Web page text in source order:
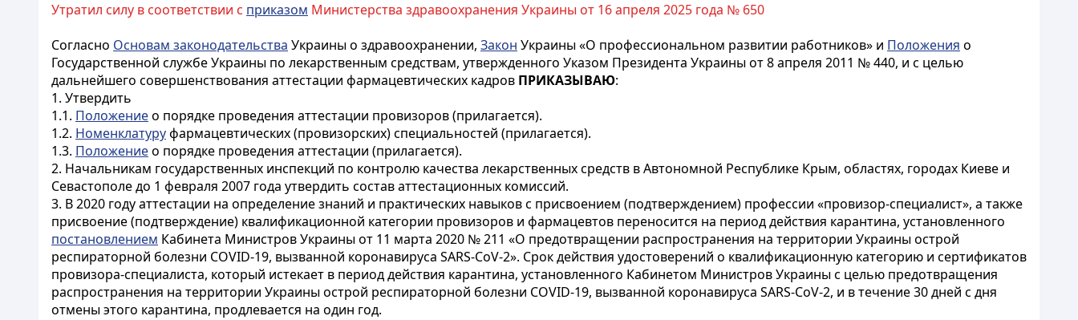
Утратил силу в соответствии с приказом Министерства здравоохранения Украины от 16 апреля 2025 года № 650
Согласно Основам законодательства Украины о здравоохранении, Закон Украины «О профессиональном развитии работников» и Положения о
Государственной службе Украины по лекарственным средствам, утвержденного Указом Президента Украины от 8 апреля 2011 № 440, и с целью
дальнейшего совершенствования аттестации фармацевтических кадров ПРИКАЗЫВАЮ:
1. Утвердить
1.1. Положениео порядке проведения аттестации провизоров (прилагается).
1.2. Номенклатуруфармацевтических (провизорских) специальностей (прилагается).
1.3. Положениео порядке проведения аттестации (прилагается).
2. Начальникам государственных инспекций по контролю качества лекарственных средств в Автономной Республике Крым, областях, городах Киеве и
Севастополе до 1 февраля 2007 года утвердить состав аттестационных комиссий.
3. В 2020 году аттестации на определение знаний и практических навыков с присвоением (подтверждением) профессии «провизор-специалист», а также
присвоение (подтверждение) квалификационной категории провизоров и фармацевтов переносится на период действия карантина, установленного
постановлением Кабинета Министров Украины от 11 марта 2020 № 211 «О предотвращении распространения на территории Украины острой
респираторной болезни COVID-19, вызванной коронавируса SARS-CoV-2». Срок действия удостоверений о квалификационную категорию и сертификатов
провизора-специалиста, который истекает в период действия карантина, установленного Кабинетом Министров Украины с целью предотвращения
распространения на территории Украины острой респираторной болезни COVID-19, вызванной коронавируса SARS-CoV-2, и в течение 30 дней с дня
отмены этого карантина, продлевается на один год.